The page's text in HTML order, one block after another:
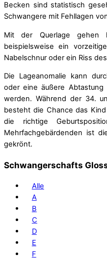
Becken sind statistisch
Schwangere mit Fehllagen
Mit der Querlage gehen
beispielsweise ein
Nabelschnur oder ein Riss
Die Lageanomalie kann
oder eine äußere
werden. Während der 34.
besteht die Chance das
die richtige
Mehrfachgebärdenden ist
gekrönt.
Schwangerschafts
Alle
A
B
C
D
E
F